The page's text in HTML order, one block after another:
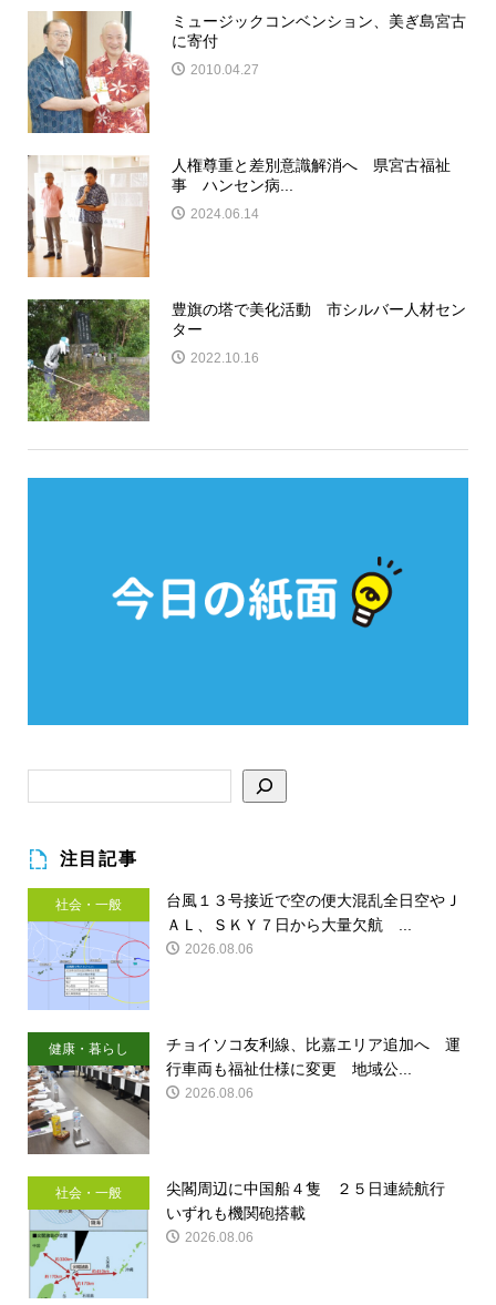
ミュージックコンベンション、美ぎ島宮古
に寄付
2010.04.27
人権尊重と差別意識解消へ 県宮古福祉
事 ハンセン病...
2024.06.14
豊旗の塔で美化活動 市シルバー人材セン
ター
2022.10.16
注目記事
社会・一般
台風１３号接近で空の便大混乱全日空やＪ
ＡＬ、ＳＫＹ７日から大量欠航 ...
2026.08.06
健康・暮らし
チョイソコ友利線、比嘉エリア追加へ 運
行車両も福祉仕様に変更 地域公...
2026.08.06
社会・一般
尖閣周辺に中国船４隻 ２５日連続航行
いずれも機関砲搭載
2026.08.06